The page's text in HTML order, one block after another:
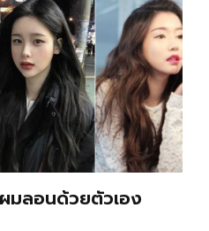
มลอนด้วยตัวเอง